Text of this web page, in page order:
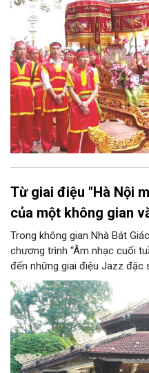
Hùng Vương thứ 18) cùng
Bà Trưng.
Từ giai điệu "Hà Nội
của một không gian
Trong không gian Nhà Bát
chương trình “Âm nhạc cuối
đến những giai điệu Jazz đặc
nhận mới về Hà Nội. Điểm
Nội mùa thu” của nhạc sĩ Vũ
hiện lên bằng vẻ đẹp tinh tế,
khẳng định vai trò của nghệ
gian văn hóa cộng đồng và
thành phố.